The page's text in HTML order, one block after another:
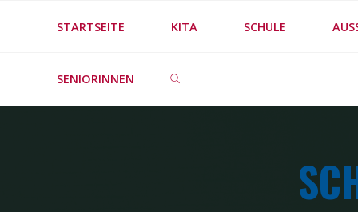
STARTSEITE KITA SCHULE
SENIORINNEN